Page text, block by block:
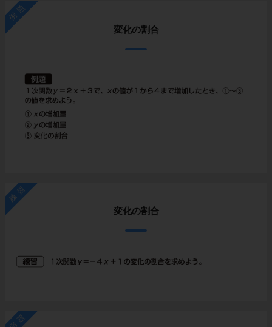
例題
変化の割合
練習
変化の割合
例題